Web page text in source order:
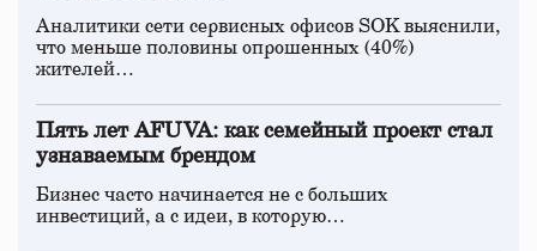
Аналитики сети сервисных офисов SOK выяснили,
что меньше половины опрошенных (40%)
жителей…
Пять лет AFUVA: как семейный проект стал
узнаваемым брендом
Бизнес часто начинается не с больших
инвестиций, а с идеи, в которую…